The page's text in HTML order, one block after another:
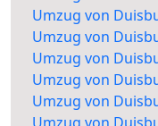
Umzug von
Umzug von
Umzug von
Umzug von
Umzug von